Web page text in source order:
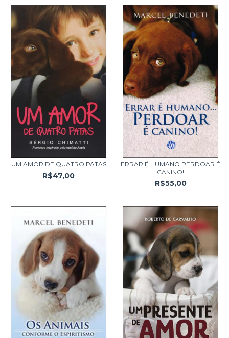
UM AMOR DE QUATRO PATAS
R$47,00
ERRAR É HUMANO PERDOAR É
CANINO!
R$55,00